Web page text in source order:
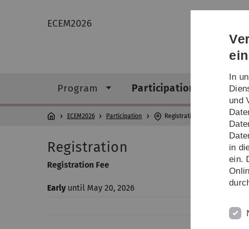
ECEM2026
Program Participation
ECEM2026 Participation Registration
Registration
Registration Fee
Early until May 20, 2026
In
und
in
ein.